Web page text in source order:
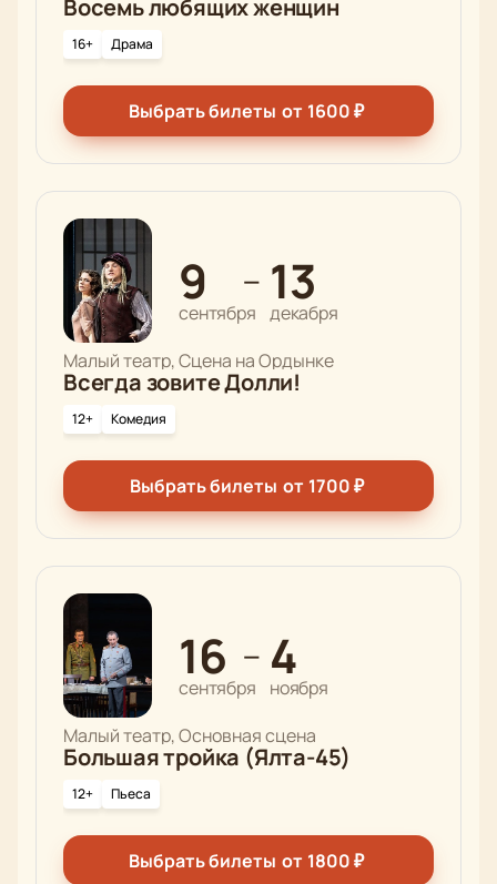
Восемь любящих женщин
16+ Драма
Выбрать билеты от 1600₽
9
сентября
— 13
декабря
Малый театр, Сцена на Ордынке
Всегда зовите Долли!
12+ Комедия
Выбрать билеты от 1700₽
16
сентября
— 4
ноября
Малый театр, Основная сцена
Большая тройка (Ялта-45)
12+ Пьеса
Выбрать билеты от 1800₽